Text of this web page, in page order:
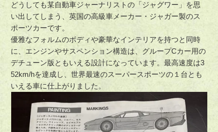
どうしても某自動車ジャーナリストの「ジャグワー」を思
い出してしまう、英国の高級車メーカー・ジャガー製のス
ポーツカーです。
優雅なフォルムのボディや豪華なインテリアを持つと同時
に、エンジンやサスペンション構造は、グループCカー用の
デチューン版ともいえる設計になっています。最高速度は3
52km/hを達成し、世界最速のスーパースポーツの１台とも
いえる車に仕上がりました。